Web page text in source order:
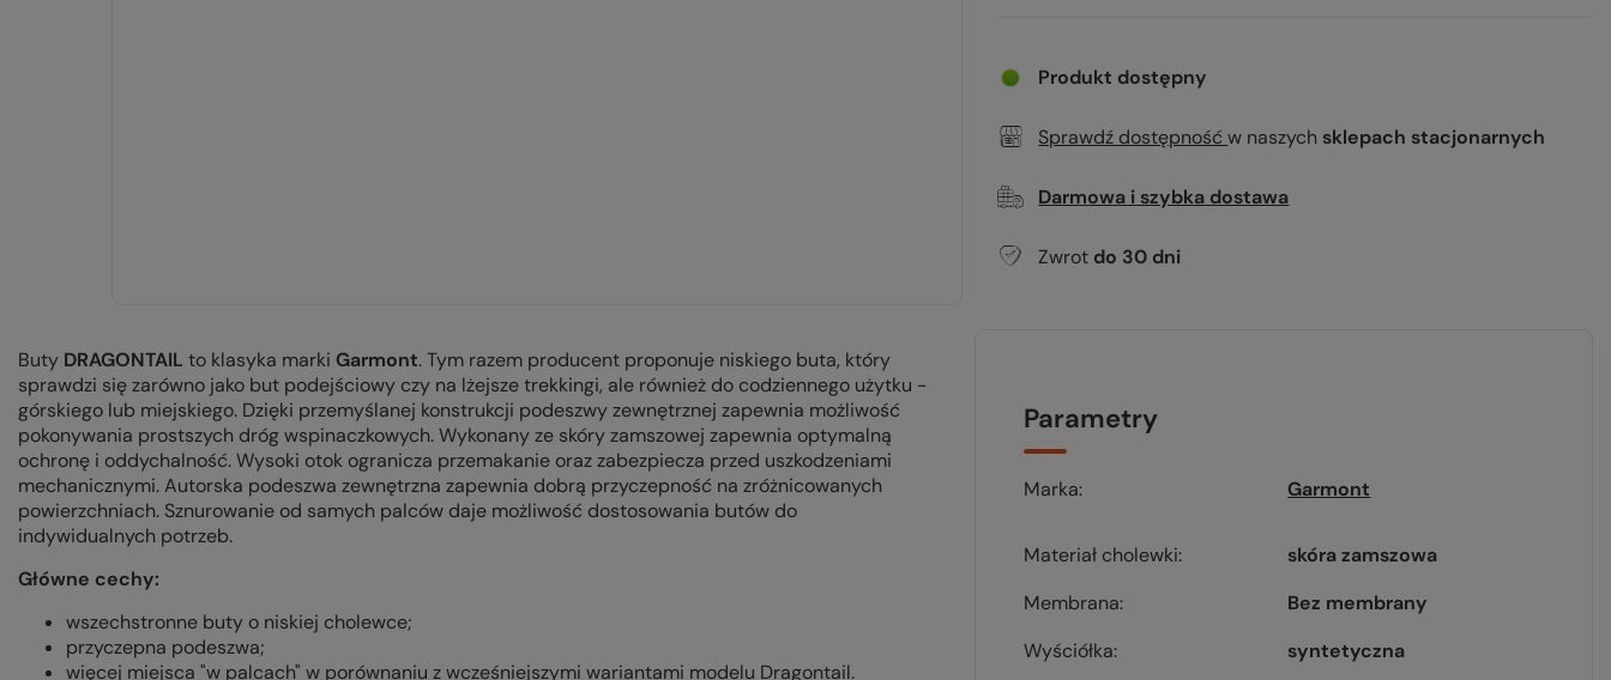
Produkt dostępny
Sprawdź dostępnośćw naszych sklepach stacjonarnych
Darmowa i szybka dostawa
Zwrot do 30 dni
Buty DRAGONTAIL to klasyka marki Garmont. Tym razem producent proponuje niskiego buta, który
sprawdzi się zarówno jako but podejściowy czy na lżejsze trekkingi, ale również do codziennego użytku -
górskiego lub miejskiego. Dzięki przemyślanej konstrukcji podeszwy zewnętrznej zapewnia możliwość
pokonywania prostszych dróg wspinaczkowych. Wykonany ze skóry zamszowej zapewnia optymalną
ochronę i oddychalność. Wysoki otok ogranicza przemakanie oraz zabezpiecza przed uszkodzeniami
mechanicznymi. Autorska podeszwa zewnętrzna zapewnia dobrą przyczepność na zróżnicowanych
powierzchniach. Sznurowanie od samych palców daje możliwość dostosowania butów do
indywidualnych potrzeb.
Główne cechy:
wszechstronne buty o niskiej cholewce;
przyczepna podeszwa;
więcej miejsca "w palcach" w porównaniu z wcześniejszymi wariantami modelu Dragontail.
Parametry
Marka Garmont
Materiał cholewki
skóra zamszowa
Membrana
Bez membrany
Wyściółka
syntetyczna